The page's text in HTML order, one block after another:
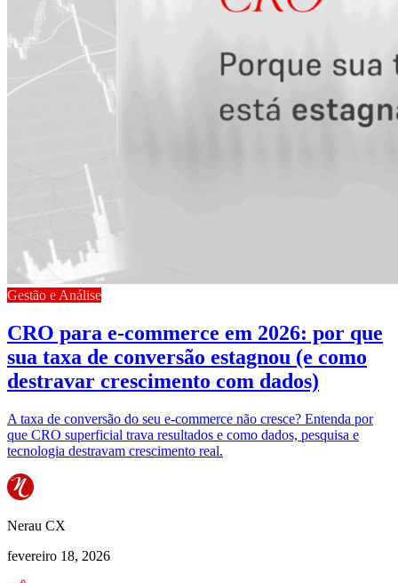
Gestão e Análise
CRO para e-commerce em 2026: por que
sua taxa de conversão estagnou (e como
destravar crescimento com dados)
A taxa de conversão do seu e-commerce não cresce? Entenda por
que CRO superficial trava resultados e como dados, pesquisa e
tecnologia destravam crescimento real.
Nerau CX
fevereiro 18, 2026